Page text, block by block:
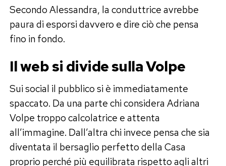
Secondo Alessandra, la conduttrice avrebbe
paura di esporsi davvero e dire ciò che pensa
fino in fondo.
Il web si divide sulla Volpe
Sui social il pubblico si è immediatamente
spaccato. Da una parte chi considera Adriana
Volpe troppo calcolatrice e attenta
all’immagine. Dall’altra chi invece pensa che sia
diventata il bersaglio perfetto della Casa
proprio perché più equilibrata rispetto agli altri